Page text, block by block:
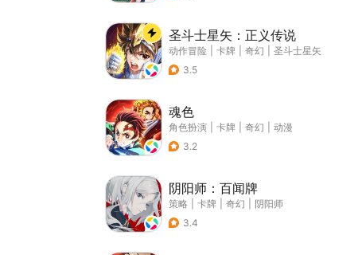
圣斗士星矢：正义传说
动作冒险 卡牌 奇幻
圣斗士星矢
3.5
魂色
角色扮演 卡牌 奇幻
动漫
3.2
阴阳师：百闻牌
策略 卡牌 奇幻
阴阳师
3.4